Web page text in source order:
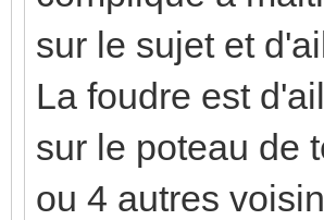
sur le sujet et
La foudre est
sur le poteau de
ou 4 autres